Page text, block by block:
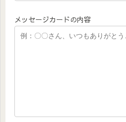
メッセージカードの内容